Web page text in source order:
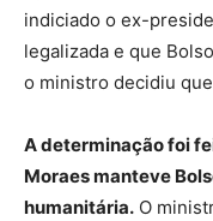
indiciado o ex-
legalizada e que
o ministro decidiu
A determinação foi
Moraes manteve
humanitária. O